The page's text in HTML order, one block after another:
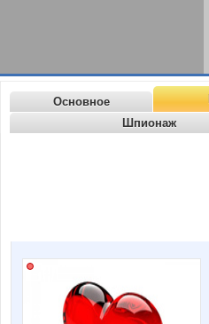
Основное
Шпионаж